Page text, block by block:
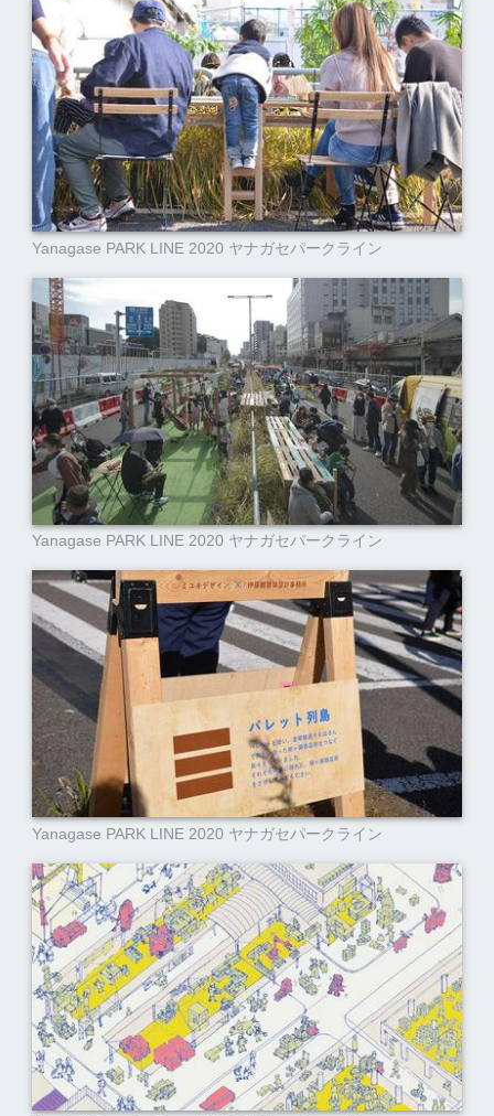
Yanagase PARK LINE 2020 ヤナガセパークライン
Yanagase PARK LINE 2020 ヤナガセパークライン
Yanagase PARK LINE 2020 ヤナガセパークライン